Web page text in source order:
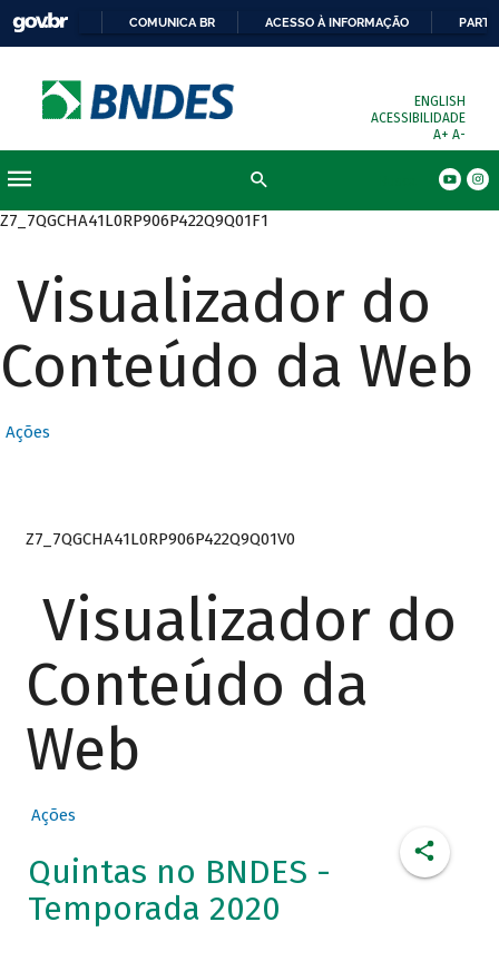
COMUNICA BR ACESSO À INFORMAÇÃO
ENGLISH
ACESSIBILIDADE
A+ A-
Z7_7QGCHA41L0RP906P422Q9Q01F1
Visualizador do
Conteúdo da Web
Ações
Z7_7QGCHA41L0RP906P422Q9Q01V0
Visualizador do
Conteúdo da
Web
Ações
Quintas no BNDES -
Temporada 2020